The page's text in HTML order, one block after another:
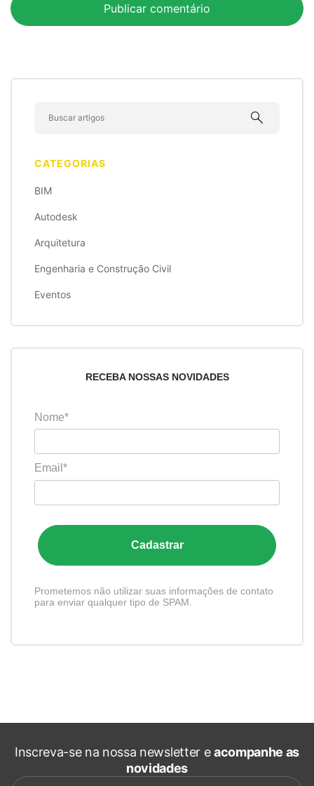
search
CATEGORIAS
BIM
Autodesk
Arquitetura
Engenharia e Construção Civil
Eventos
RECEBA NOSSAS NOVIDADES
Nome*
Email*
Cadastrar
Prometemos não utilizar suas informações de contato
para enviar qualquer tipo de SPAM.
Inscreva-se na nossa newsletter eacompanhe as
novidades